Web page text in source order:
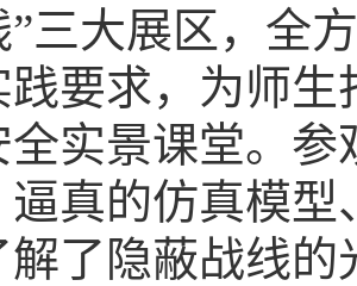
”三大展区，全
践要求，为师
全实景课堂。
逼真的仿真模
解了隐蔽战线